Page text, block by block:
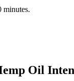
minutes.
Oil